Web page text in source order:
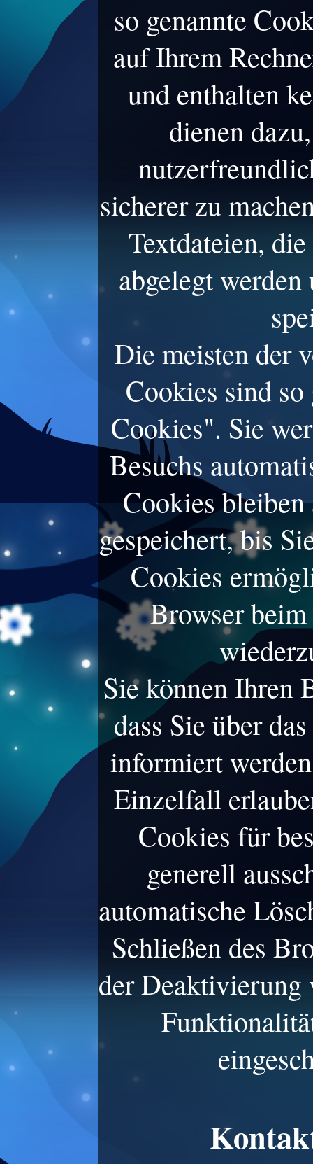
so genannte
auf Ihrem
und enthalten
dienen
sicherer zu
Textdateien,
abgelegt
Die meisten der
Cookies sind so
Cookies". Sie
Besuchs
Cookies
gespeichert, bis
Cookies
Browser beim
Sie können Ihren
dass Sie über
informiert
Einzelfall
Cookies für
generell
automatische
Schließen des
der Deaktivierung